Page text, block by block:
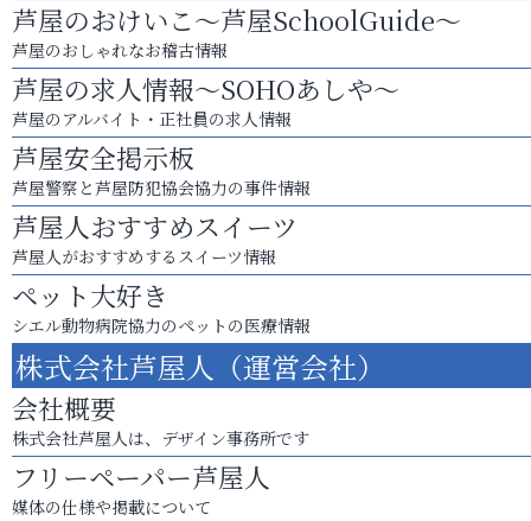
芦屋のおけいこ～芦屋SchoolGuide～
芦屋のおしゃれなお稽古情報
芦屋の求人情報～SOHOあしや～
芦屋のアルバイト・正社員の求人情報
芦屋安全掲示板
芦屋警察と芦屋防犯協会協力の事件情報
芦屋人おすすめスイーツ
芦屋人がおすすめするスイーツ情報
ペット大好き
シエル動物病院協力のペットの医療情報
株式会社芦屋人（運営会社）
会社概要
株式会社芦屋人は、デザイン事務所です
フリーペーパー芦屋人
媒体の仕様や掲載について